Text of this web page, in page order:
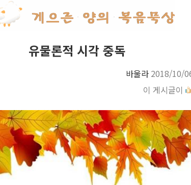
유물론적 시각 중독
바울라 2018/10/
이 게시글이